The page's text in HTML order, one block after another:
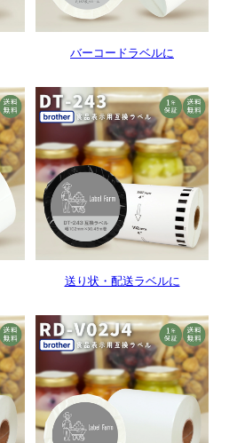
バーコードラベルに
送り状・配送ラベルに